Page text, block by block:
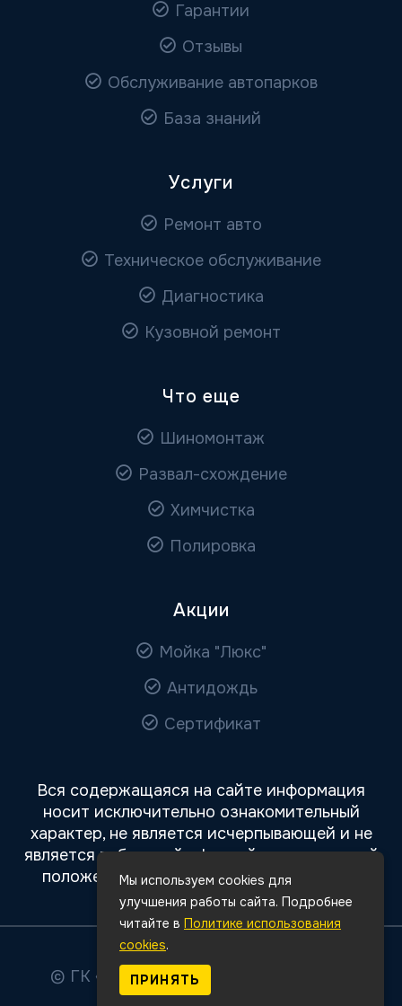
Гарантии
Отзывы
Обслуживание автопарков
База знаний
Услуги
Ремонт авто
Техническое обслуживание
Диагностика
Кузовной ремонт
Что еще
Шиномонтаж
Развал-схождение
Химчистка
Полировка
Акции
Мойка "Люкс"
Антидождь
Сертификат
Вся содержащаяся на сайте информация
носит исключительно ознакомительный
характер, не является исчерпывающей и не
является публичной офертой, определяемой
положениями статьи 437 Гражданского
кодекса РФ.
© ГК «Авто Премиум»
защищены.
Мы используем cookies для
улучшения работы сайта. Подробнее
читайте в Политике использования
cookies.
ПРИНЯТЬ